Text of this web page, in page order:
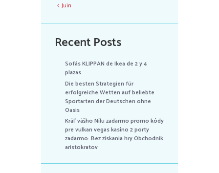
Juin
Recent Posts
Sofás KLIPPAN de Ikea de 2 y 4
plazas
Die besten Strategien für
erfolgreiche Wetten auf beliebte
Sportarten der Deutschen ohne
Oasis
Kráľ vášho Nílu zadarmo promo kódy
pre vulkan vegas kasíno 2 porty
zadarmo: Bez získania hry Obchodník
aristokratov